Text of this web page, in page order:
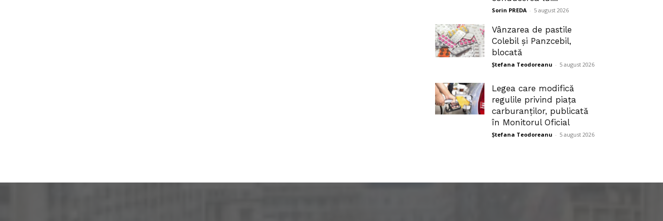
Sorin PREDA - 5 august 2026
Vânzarea de pastile
Colebil și Panzcebil,
blocată
Ștefana Teodoreanu - 5 august 2026
Legea care modifică
regulile privind piața
carburanților, publicată
în Monitorul Oficial
Ștefana Teodoreanu - 5 august 2026